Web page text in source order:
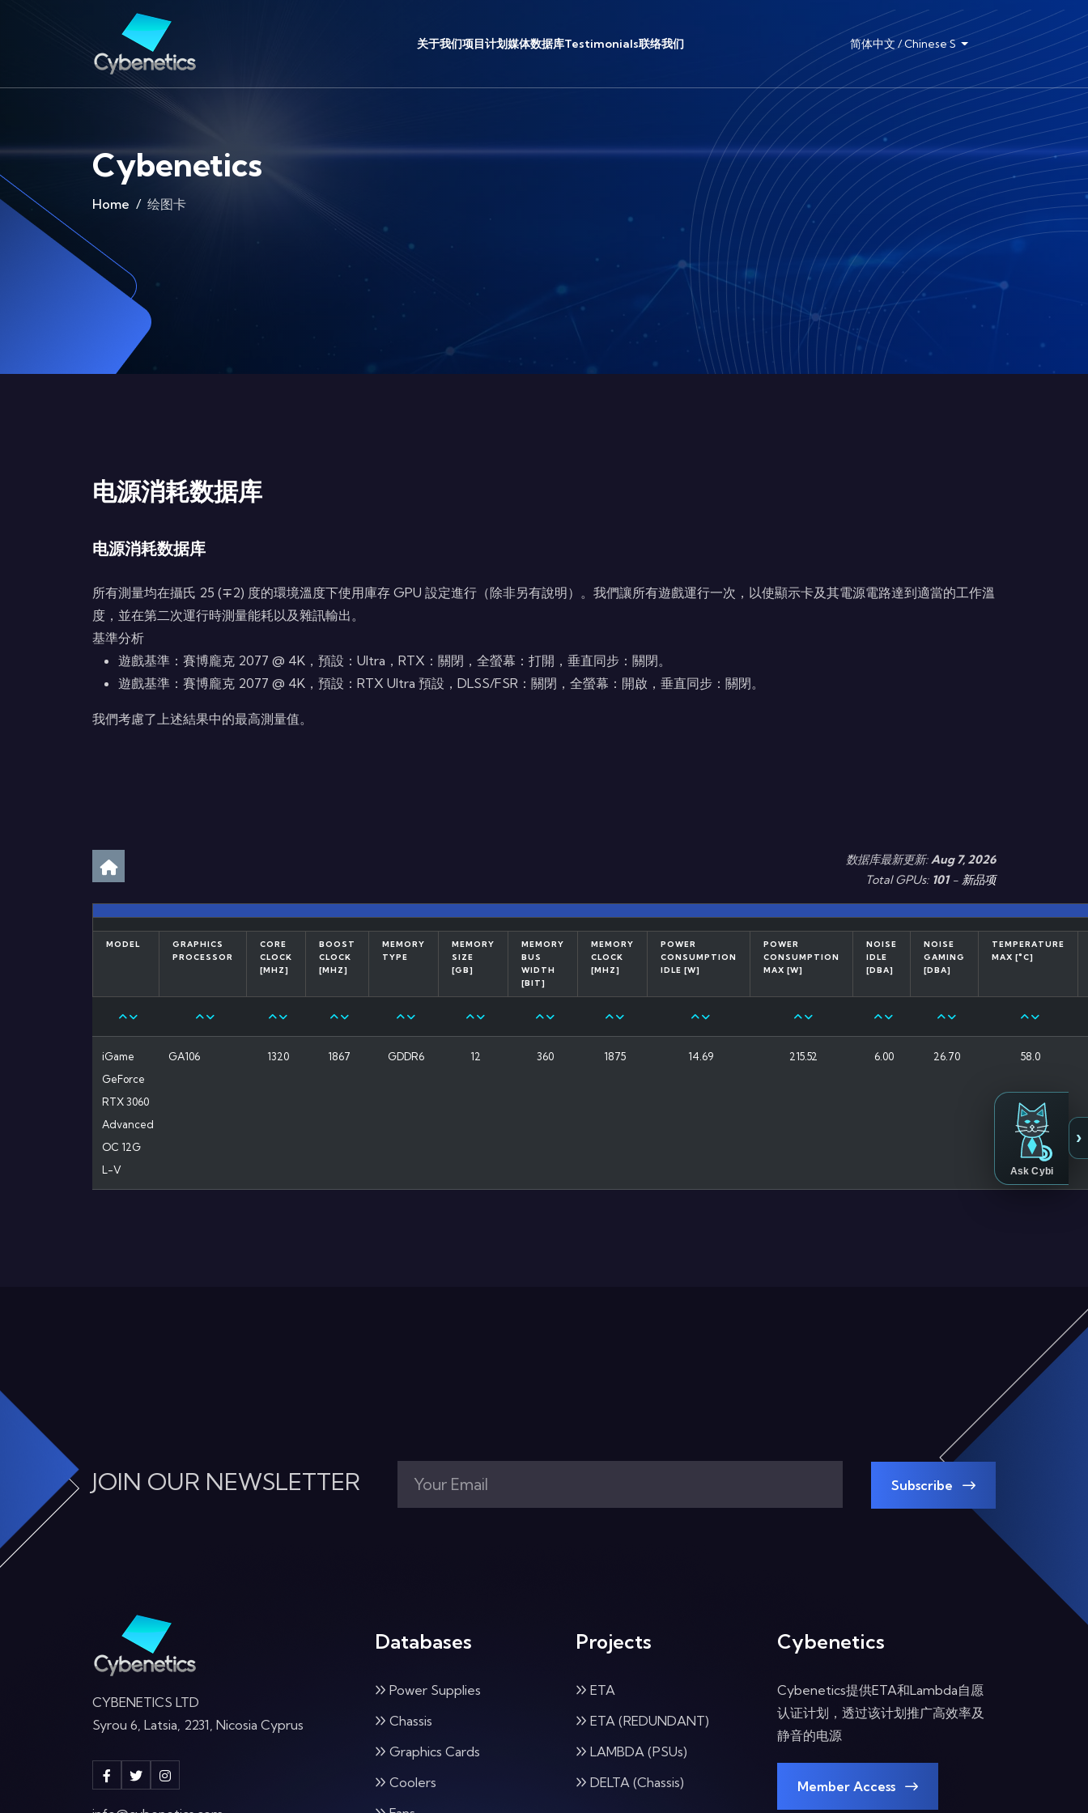
关于我们项目计划媒体数据库Testimonials联络我们
Cybenetics
Home 绘图卡
电源消耗数据库
电源消耗数据库
所有測量均在攝氏 25 (∓2) 度的環境溫度下使用庫存 GPU 設定進行（除非另有說明）。我們讓所有遊戲運行一次，以使顯示卡及其電源電路達到適當的工作溫
度，並在第二次運行時測量能耗以及雜訊輸出。
基準分析
遊戲基準：賽博龐克 2077 @ 4K，預設：Ultra，RTX：關閉，全螢幕：打開，垂直同步：關閉。
遊戲基準：賽博龐克 2077 @ 4K，預設：RTX Ultra 預設，DLSS/FSR：關閉，全螢幕：開啟，垂直同步：關閉。
我們考慮了上述結果中的最高測量值。
数据库最新更新:Aug 7, 2026
Total GPUs: 101- 新品项
MODEL
GRAPHICS
PROCESSOR
CORE
CLOCK
[MHZ]
BOOST
CLOCK
[MHZ]
MEMORY
TYPE
MEMORY
SIZE
[GB]
MEMORY
BUS
WIDTH
[BIT]
MEMORY
CLOCK
[MHZ]
POWER
CONSUMPTION
IDLE [W]
POWER
CONSUMPTION
MAX [W]
NOISE
IDLE
[DBA]
NOISE
GAMING
[DBA]
TEMPERATURE
MAX [°C]
iGame
GeForce
RTX 3060
Advanced
OC 12G
L-V
GA106 1320 1867 GDDR6 12 360 1875 14.69 215.52 6.00 26.70 58.0
Ask Cybi
›
JOIN OUR NEWSLETTER Subscribe
CYBENETICS LTD
Syrou 6, Latsia, 2231, Nicosia Cyprus
Databases
Power Supplies
Chassis
Graphics Cards
Coolers
Projects
ETA
ETA (REDUNDANT)
LAMBDA (PSUs)
DELTA (Chassis)
Cybenetics
Cybenetics提供ETA和Lambda自愿
认证计划，透过该计划推广高效率及
静音的电源
Member Access